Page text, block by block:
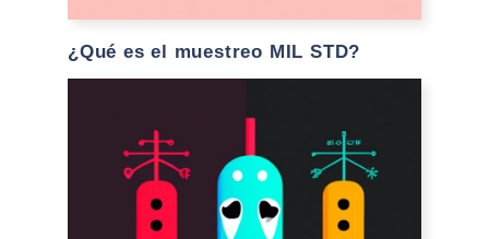
¿Qué es el muestreo MIL STD?